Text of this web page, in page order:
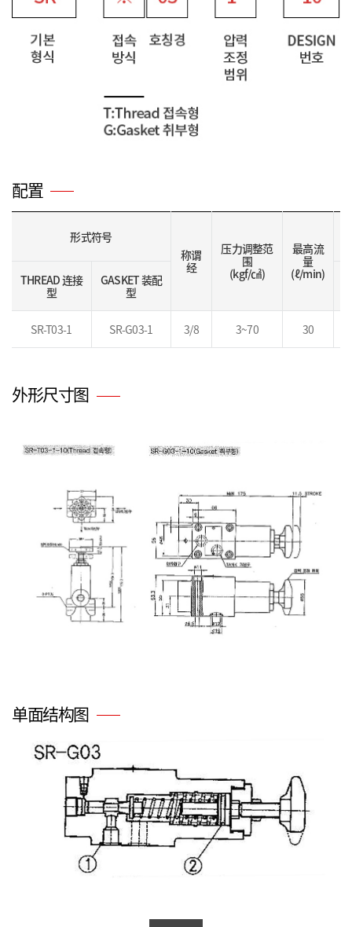
配置
形式符号
称谓
经
压力调整范
围
(kgf/㎠)
最高流
量
(ℓ/min)
THREAD 连接
型
GASKET 装配
型
SR-T03-1 SR-G03-1 3/8 3~70 30
外形尺寸图
单面结构图